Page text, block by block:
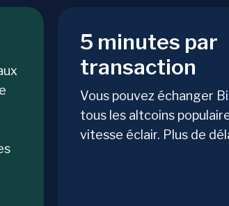
5 minutes par
transaction
Vous pouvez échanger
tous les altcoins
vitesse éclair. Plus de